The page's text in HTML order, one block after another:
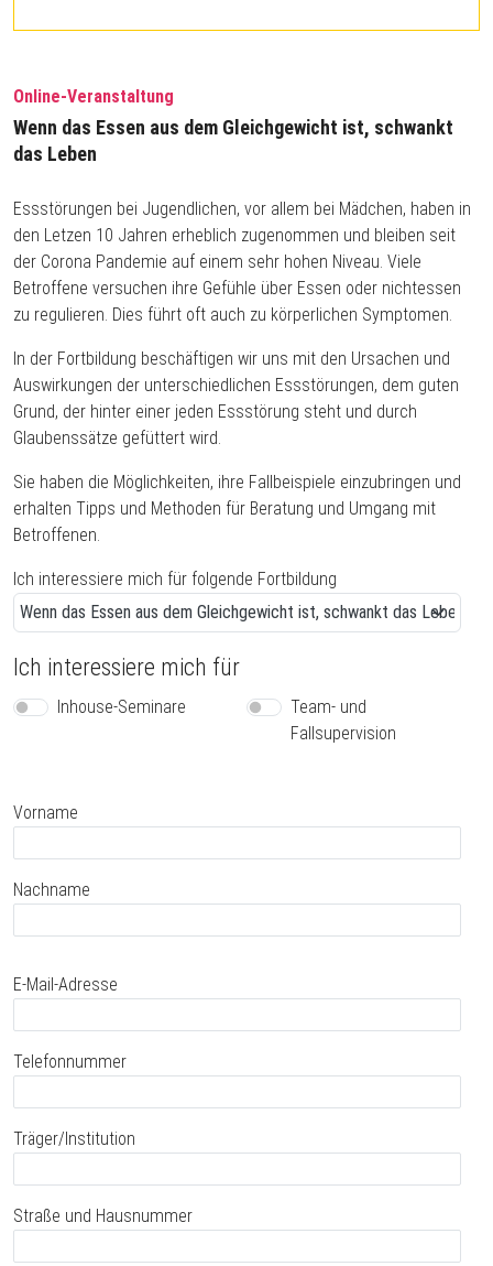
Online-Veranstaltung
Wenn das Essen aus dem Gleichgewicht ist, schwankt
das Leben
Essstörungen bei Jugendlichen, vor allem bei Mädchen, haben in
den Letzen 10 Jahren erheblich zugenommen und bleiben seit
der Corona Pandemie auf einem sehr hohen Niveau. Viele
Betroffene versuchen ihre Gefühle über Essen oder nichtessen
zu regulieren. Dies führt oft auch zu körperlichen Symptomen.
In der Fortbildung beschäftigen wir uns mit den Ursachen und
Auswirkungen der unterschiedlichen Essstörungen, dem guten
Grund, der hinter einer jeden Essstörung steht und durch
Glaubenssätze gefüttert wird.
Sie haben die Möglichkeiten, ihre Fallbeispiele einzubringen und
erhalten Tipps und Methoden für Beratung und Umgang mit
Betroffenen.
Ich interessiere mich für folgende Fortbildung
Ich interessiere mich für
Inhouse-Seminare
Team- und
Fallsupervision
Name
Vorname
Nachname
E-Mail-Adresse
Telefonnummer
Träger/Institution
Straße und Hausnummer